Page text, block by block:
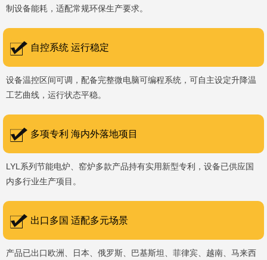
制设备能耗，适配常规环保生产要求。
自控系统 运行稳定
设备温控区间可调，配备完整微电脑可编程系统，可自主设定升降温
工艺曲线，运行状态平稳。
多项专利 海内外落地项目
LYL系列节能电炉、窑炉多款产品持有实用新型专利，设备已供应国
内多行业生产项目。
出口多国 适配多元场景
产品已出口欧洲、日本、俄罗斯、巴基斯坦、菲律宾、越南、马来西